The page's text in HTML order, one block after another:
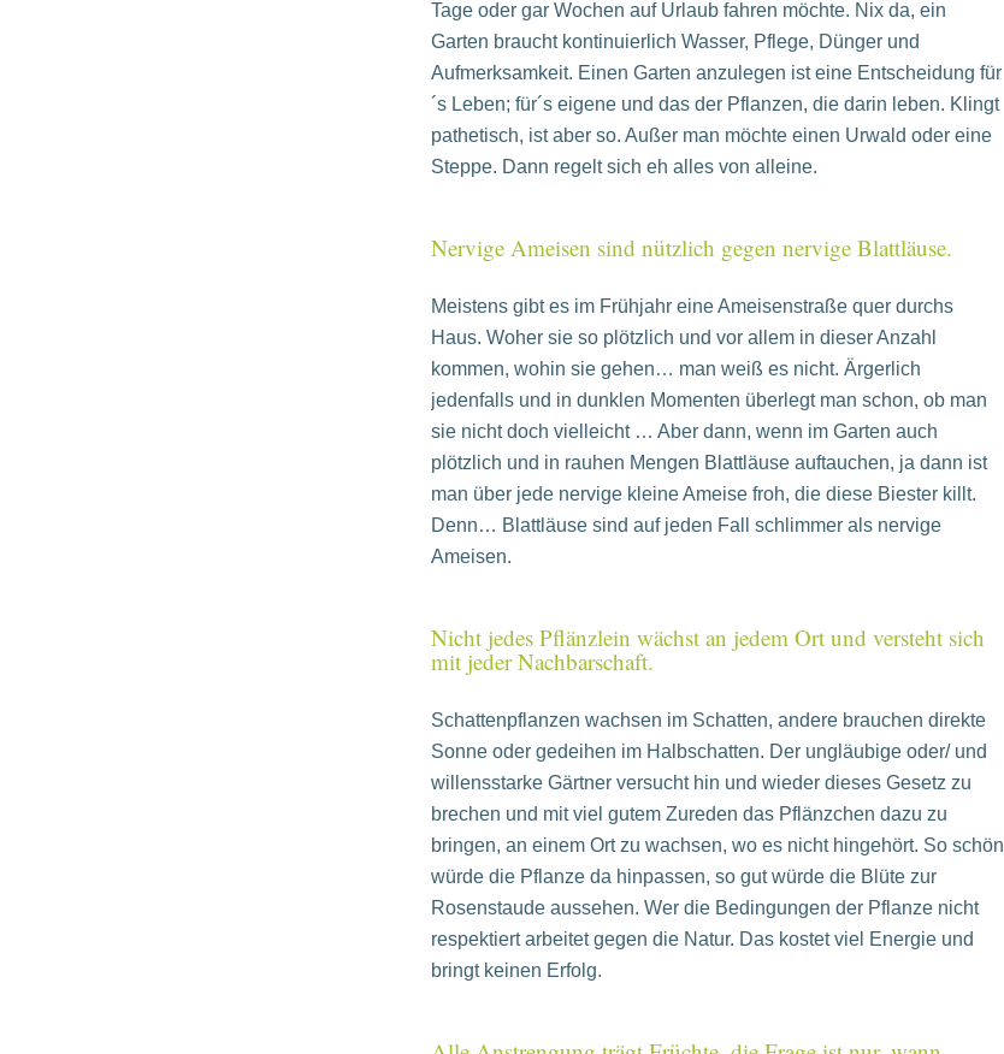
Tage oder gar Wochen auf Urlaub fahren möchte. Nix da, ein
Garten braucht kontinuierlich Wasser, Pflege, Dünger und
Aufmerksamkeit. Einen Garten anzulegen ist eine Entscheidung für
´s Leben; für´s eigene und das der Pflanzen, die darin leben. Klingt
pathetisch, ist aber so. Außer man möchte einen Urwald oder eine
Steppe. Dann regelt sich eh alles von alleine.
Nervige Ameisen sind nützlich gegen nervige Blattläuse.
Meistens gibt es im Frühjahr eine Ameisenstraße quer durchs
Haus. Woher sie so plötzlich und vor allem in dieser Anzahl
kommen, wohin sie gehen… man weiß es nicht. Ärgerlich
jedenfalls und in dunklen Momenten überlegt man schon, ob man
sie nicht doch vielleicht … Aber dann, wenn im Garten auch
plötzlich und in rauhen Mengen Blattläuse auftauchen, ja dann ist
man über jede nervige kleine Ameise froh, die diese Biester killt.
Denn… Blattläuse sind auf jeden Fall schlimmer als nervige
Ameisen.
Nicht jedes Pflänzlein wächst an jedem Ort und versteht sich
mit jeder Nachbarschaft.
Schattenpflanzen wachsen im Schatten, andere brauchen direkte
Sonne oder gedeihen im Halbschatten. Der ungläubige oder/ und
willensstarke Gärtner versucht hin und wieder dieses Gesetz zu
brechen und mit viel gutem Zureden das Pflänzchen dazu zu
bringen, an einem Ort zu wachsen, wo es nicht hingehört. So schön
würde die Pflanze da hinpassen, so gut würde die Blüte zur
Rosenstaude aussehen. Wer die Bedingungen der Pflanze nicht
respektiert arbeitet gegen die Natur. Das kostet viel Energie und
bringt keinen Erfolg.